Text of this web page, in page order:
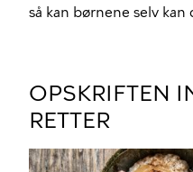
så kan børnene selv kan
OPSKRIFTEN
RETTER